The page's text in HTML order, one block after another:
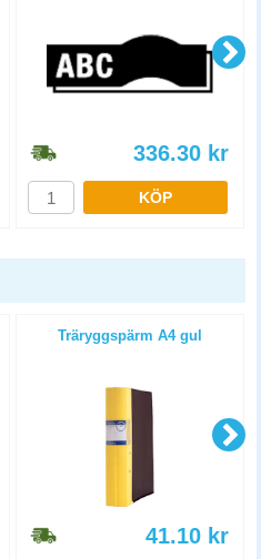
336.30 kr
KÖP
Träryggspärm A4 gul
41.10 kr